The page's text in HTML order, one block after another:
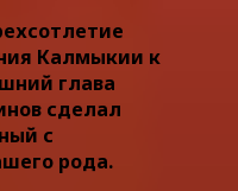
Калмыкии к
глава
сделал
с
рода.